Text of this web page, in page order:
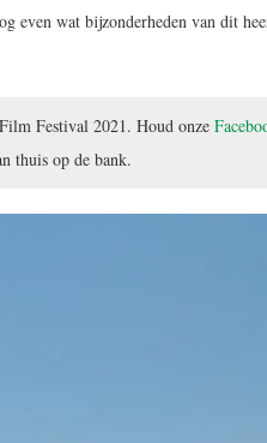
even wat bijzonderheden van dit
Festival 2021. Houd onze
thuis op de bank.